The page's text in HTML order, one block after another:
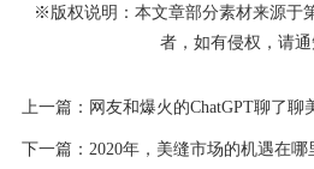
※版权说明：本文章部分素材来源于
者，如有侵权，请通
上一篇：网友和爆火的ChatGPT聊了聊
下一篇：2020年，美缝市场的机遇在哪